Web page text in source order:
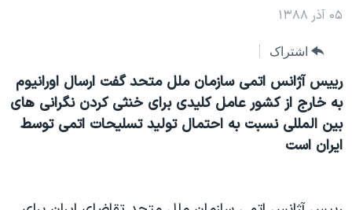
به
صفحه
جهش
به
جستجو
آمریکا
جهان
ورزشی
گزیده‌ها
ویژه برنامه‌ها
جدول برنامه ها
صفحه‌های ویژه
جام جهانی ۲۰۲۶
عملیات خشم حماسی
۲۵۰سالگی آمریکا
فرکانس‌های صدای آمریکا
پخش رادیویی
یادگیری زبان انگلیسی
۰۵ آذر ۱۳۸۸
اشتراک
رييس آژانس اتمی سازمان ملل متحد گفت ارسال اورانيوم
به خارج از کشور عامل کليدی برای خنثی کردن نگرانی های
بين المللی نسبت به احتمال توليد تسليحات اتمی توسط
ايران است